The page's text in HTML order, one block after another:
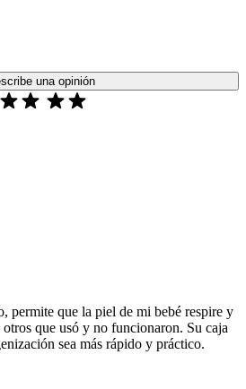
una opinión
permite que la piel de mi bebé respire y
que usó y no funcionaron. Su caja
sea más rápido y práctico.